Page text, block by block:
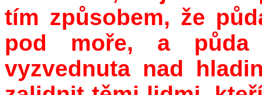
tím způsobem, že
pod moře, a půda
vyzvednuta nad